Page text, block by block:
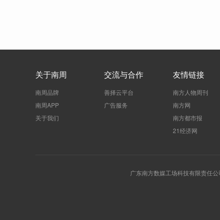
关于南周
南周品牌
南周APP
关于我们
交流与合作
善择云平台
广告服务
友情链接
南方人物周刊
南方网
南方都市报
21经济网
广东南方数媒工场科技有限责任